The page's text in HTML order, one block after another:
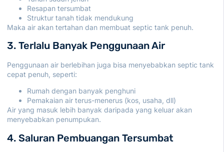
Resapan tersumbat
Struktur tanah tidak mendukung
Maka air akan tertahan dan membuat septic tank penuh.
3. Terlalu Banyak Penggunaan Air
Penggunaan air berlebihan juga bisa menyebabkan septic tank
cepat penuh, seperti:
Rumah dengan banyak penghuni
Pemakaian air terus-menerus (kos, usaha, dll)
Air yang masuk lebih banyak daripada yang keluar akan
menyebabkan penumpukan.
4. Saluran Pembuangan Tersumbat